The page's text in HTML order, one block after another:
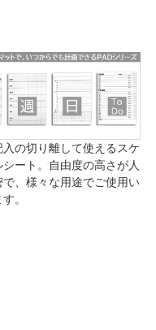
入の切り離して使えるスケ
シート。自由度の高さが人
で、様々な用途でご使用い
。